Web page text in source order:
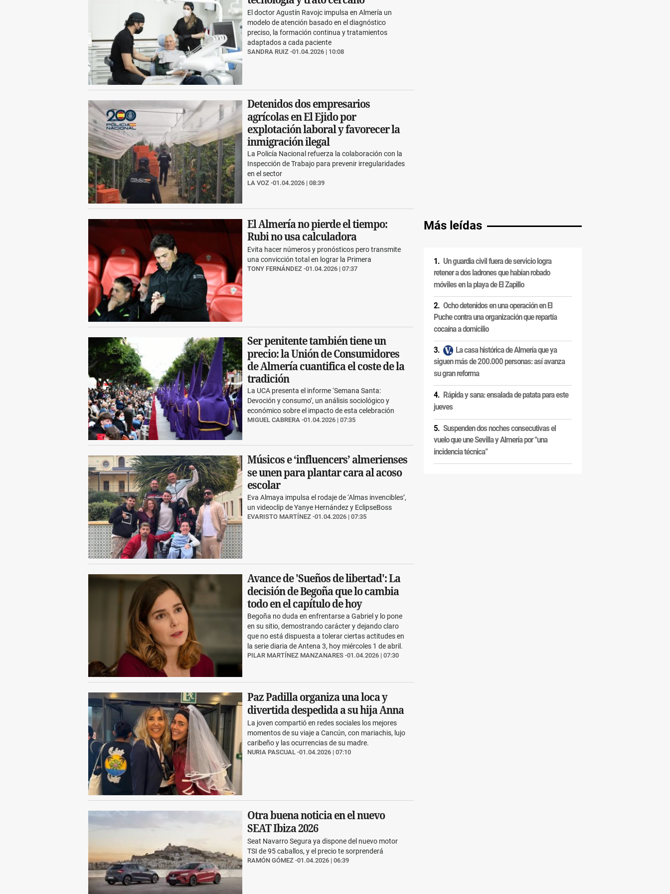
SANDRA RUIZ 01.04.2026 | 10:08
El doctor Agustín Ravojc impulsa en Almería un
modelo de atención basado en el diagnóstico
preciso, la formación continua y tratamientos
adaptados a cada paciente
Detenidos dos empresarios
agrícolas en El Ejido por
explotación laboral y favorecer la
inmigración ilegal
LA VOZ 01.04.2026 | 08:39
La Policía Nacional refuerza la colaboración con la
Inspección de Trabajo para prevenir irregularidades
en el sector
El Almería no pierde el tiempo:
Rubi no usa calculadora
TONY FERNÁNDEZ 01.04.2026 | 07:37
Evita hacer números y pronósticos pero transmite
una convicción total en lograr la Primera
Ser penitente también tiene un
precio: la Unión de Consumidores
de Almería cuantifica el coste de la
tradición
MIGUEL CABRERA 01.04.2026 | 07:35
La UCA presenta el informe ‘Semana Santa:
Devoción y consumo’, un análisis sociológico y
económico sobre el impacto de esta celebración
Músicos e ‘influencers’ almerienses
se unen para plantar cara al acoso
escolar
EVARISTO MARTÍNEZ 01.04.2026 | 07:35
Eva Almaya impulsa el rodaje de ‘Almas invencibles’,
un videoclip de Yanye Hernández y EclipseBoss
Avance de 'Sueños de libertad': La
decisión de Begoña que lo cambia
todo en el capítulo de hoy
PILAR MARTÍNEZ MANZANARES 01.04.2026 | 07:30
Begoña no duda en enfrentarse a Gabriel y lo pone
en su sitio, demostrando carácter y dejando claro
que no está dispuesta a tolerar ciertas actitudes en
la serie diaria de Antena 3, hoy miércoles 1 de abril.
Paz Padilla organiza una loca y
divertida despedida a su hija Anna
NURIA PASCUAL 01.04.2026 | 07:10
La joven compartió en redes sociales los mejores
momentos de su viaje a Cancún, con mariachis, lujo
caribeño y las ocurrencias de su madre.
Otra buena noticia en el nuevo
SEAT Ibiza 2026
RAMÓN GÓMEZ 01.04.2026 | 06:39
Seat Navarro Segura ya dispone del nuevo motor
TSI de 95 caballos, y el precio te sorprenderá
Más leídas
Un guardia civil fuera de servicio logra
retener a dos ladrones que habían robado
móviles en la playa de El Zapillo
Ocho detenidos en una operación en El
Puche contra una organización que repartía
cocaína a domicilio
La casa histórica de Almería que ya
siguen más de 200.000 personas: así avanza
su gran reforma
Rápida y sana: ensalada de patata para este
jueves
Suspenden dos noches consecutivas el
vuelo que une Sevilla y Almería por “una
incidencia técnica”